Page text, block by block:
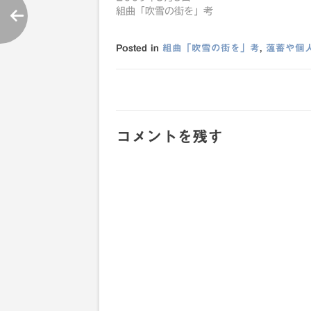
組曲「吹雪の街を」考
Posted in 組曲「吹雪の街を」考, 薀蓄や個
ナ
コメントを残す